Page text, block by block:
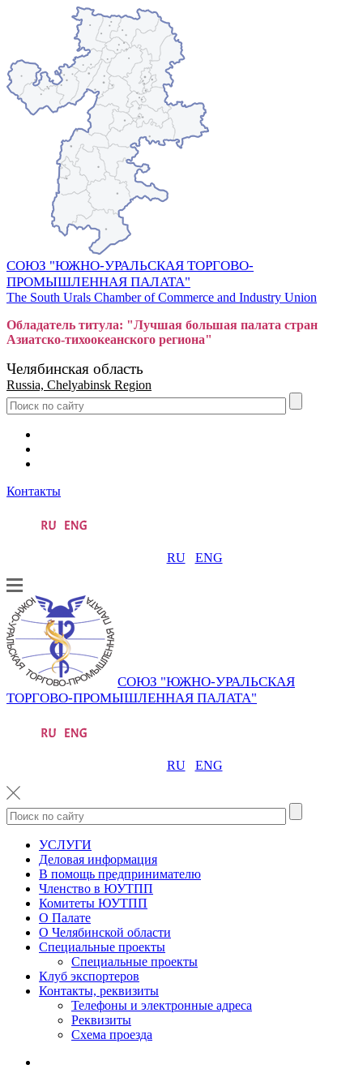
СОЮЗ "ЮЖНО-УРАЛЬСКАЯ ТОРГОВО-
ПРОМЫШЛЕННАЯ ПАЛАТА"
The South Urals Chamber of Commerce and Industry Union
Обладатель титула: "Лучшая большая палата стран
Азиатско-тихоокеанского региона"
Челябинская область
Russia, Chelyabinsk Region
Контакты
RU ENG
СОЮЗ "ЮЖНО-УРАЛЬСКАЯ
ТОРГОВО-ПРОМЫШЛЕННАЯ ПАЛАТА"
RU ENG
УСЛУГИ
Деловая информация
В помощь предпринимателю
Членство в ЮУТПП
Комитеты ЮУТПП
О Палате
О Челябинской области
Специальные проекты
Специальные проекты
Клуб экспортеров
Контакты, реквизиты
Телефоны и электронные адреса
Реквизиты
Схема проезда